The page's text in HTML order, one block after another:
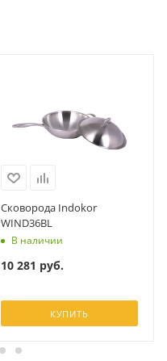
Сковорода Indokor
WIND36BL
В наличии
10 281 руб.
КУПИТЬ